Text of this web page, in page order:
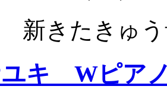
新きたきゅ
キ Wピア